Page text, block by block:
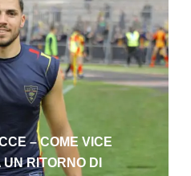
– COME VICE
RITORNO DI